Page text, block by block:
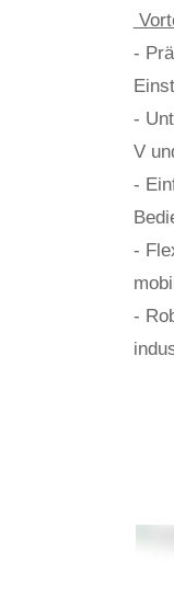
-
-
V
-
-
-